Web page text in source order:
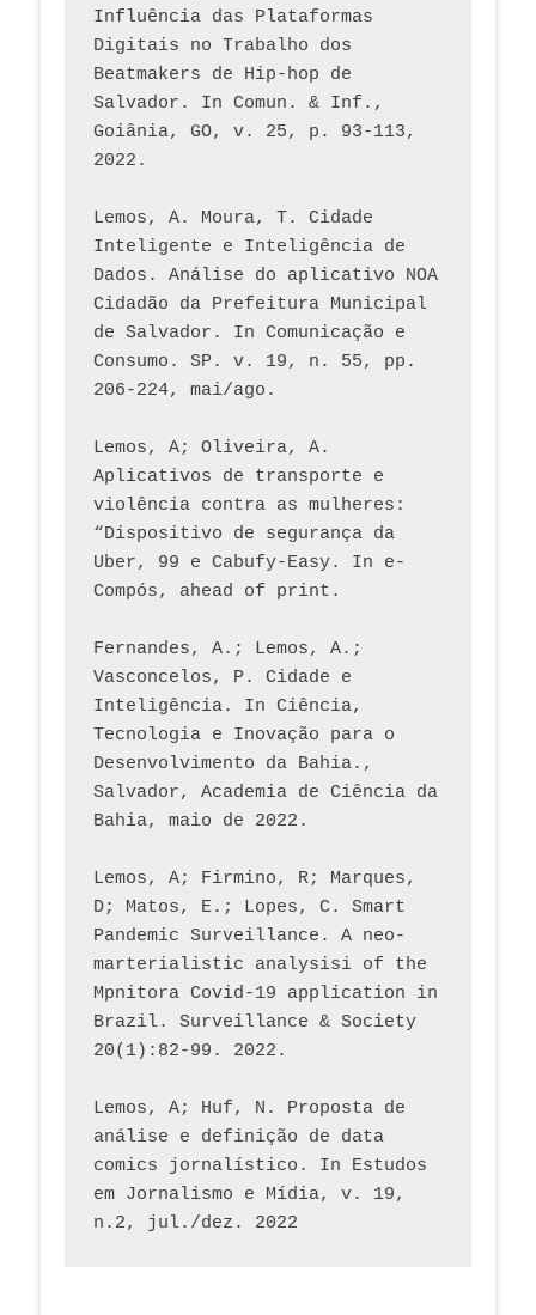
Influência das Plataformas
Digitais no Trabalho dos
Beatmakers de Hip-hop de
Salvador. In Comun. & Inf.,
Goiânia, GO, v. 25, p. 93-113,
2022.
Lemos, A. Moura, T. Cidade
Inteligente e Inteligência de
Dados. Análise do aplicativo NOA
Cidadão da Prefeitura Municipal
de Salvador. In Comunicação e
Consumo. SP. v. 19, n. 55, pp.
206-224, mai/ago.
Lemos, A; Oliveira, A.
Aplicativos de transporte e
violência contra as mulheres:
“Dispositivo de segurança da
Uber, 99 e Cabufy-Easy. In e-
Compós, ahead of print.
Fernandes, A.; Lemos, A.;
Vasconcelos, P. Cidade e
Inteligência. In Ciência,
Tecnologia e Inovação para o
Desenvolvimento da Bahia.,
Salvador, Academia de Ciência da
Bahia, maio de 2022.
Lemos, A; Firmino, R; Marques,
D; Matos, E.; Lopes, C. Smart
Pandemic Surveillance. A neo-
marterialistic analysisi of the
Mpnitora Covid-19 application in
Brazil. Surveillance & Society
20(1):82-99. 2022.
Lemos, A; Huf, N. Proposta de
análise e definição de data
comics jornalístico. In Estudos
em Jornalismo e Mídia, v. 19,
n.2, jul./dez. 2022